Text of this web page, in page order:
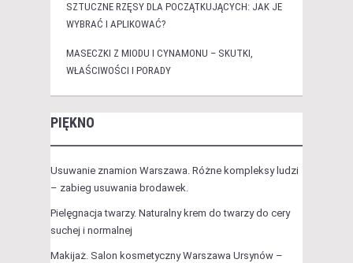
SZTUCZNE RZĘSY DLA POCZĄTKUJĄCYCH: JAK JE
WYBRAĆ I APLIKOWAĆ?
MASECZKI Z MIODU I CYNAMONU – SKUTKI,
WŁAŚCIWOŚCI I PORADY
PIĘKNO
Usuwanie znamion Warszawa. Różne kompleksy ludzi
– zabieg usuwania brodawek.
Pielęgnacja twarzy. Naturalny krem do twarzy do cery
suchej i normalnej
Makijaż. Salon kosmetyczny Warszawa Ursynów –